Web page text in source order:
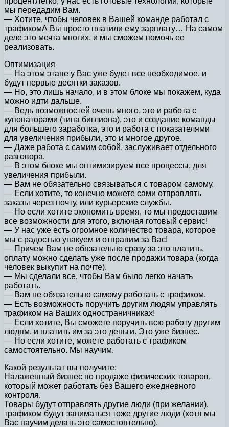
мы передадим Вам.
— Хотите, чтобы человек в Вашей команде работал с
трафикомА Вы просто платили ему зарплату… На самом
деле это мечта многих, и мы сможем помочь ее
реализовать.
Оптимизация
— На этом этапе у Вас уже будет все необходимое, и
будут первые десятки заказов.
— Но, это лишь начало, и в этом блоке мы покажем, куда
можно идти дальше.
— Ведь возможностей очень много, это и работа с
купонаторами (типа биглиона), это и создание команды
для большего заработка, это и работа с показателями
для увеличения прибыли, это и многое другое.
— Даже работа с самим собой, заслуживает отдельного
разговора.
— В этом блоке мы оптимизируем все процессы, для
увеличения прибыли.
— Вам не обязательно связываться с товаром самому.
— Если хотите, то конечно можете сами отправлять
заказы через почту, или курьерские службы.
— Но если хотите экономить время, то мы предоставим
все возможности для этого, включая готовый сервис!
— У нас уже есть огромное количество товара, которое
мы с радостью упакуем и отправим за Вас!
— Причем Вам не обязательно сразу за это платить,
оплату можно сделать уже после продажи товара (когда
человек выкупит на почте).
— Мы сделали все, чтобы Вам было легко начать
работать.
— Вам не обязательно самому работать с трафиком.
— Есть возможность поручить другим людям управлять
трафиком на Ваших одностраничниках!
— Если хотите, Вы сможете поручить всю работу другим
людям, и платить им за это деньги. Это уже бизнес.
— Но если хотите, можете работать с трафиком
самостоятельно. Мы научим.
Какой результат вы получите:
Налаженный бизнес по продаже физических товаров,
который может работать без Вашего ежедневного
контроля.
Товары будут отправлять другие люди (при желании),
трафиком будут заниматься тоже другие люди (хотя мы
Вас научим делать это самостоятельно).